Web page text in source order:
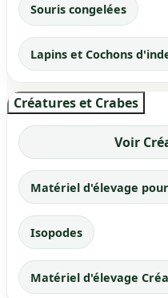
Souris congelées
Lapins et Cochons
Créatures et Crabes
Voir
Matériel d'élevage
Isopodes
Matériel d'élevage